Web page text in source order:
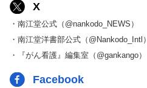
X
・南江堂公式（@nankodo_NEWS）
・南江堂洋書部公式（@Nankodo_Intl）
・『がん看護』編集室（@gankango）
Facebook